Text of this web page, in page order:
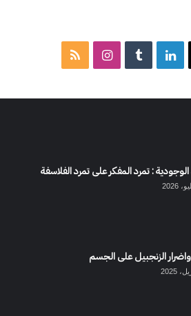
لينكدإن انستقرام
الوجودية : تمرد المفكر على تمرد الفلاسفة
الزنجبيل على الجسم